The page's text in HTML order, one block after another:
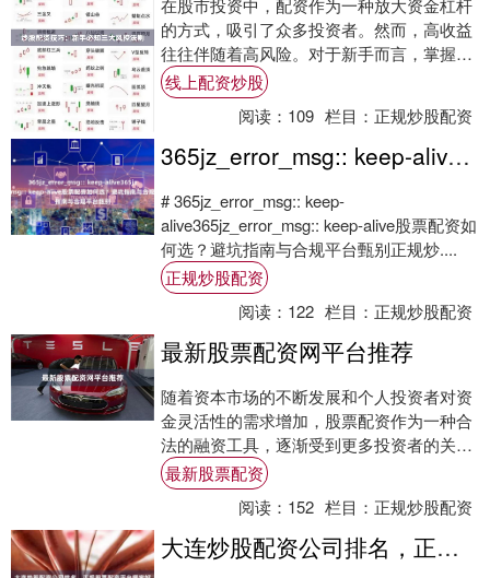
在股市投资中，配资作为一种放大资金杠杆
的方式，吸引了众多投资者。然而，高收益
往往伴随着高风险。对于新手而言，掌握科
学的炒股配资技巧，尤其是风险控制法则，
是保障资....
线上配资炒股
阅读： 109 栏目： 正规炒股配资
365jz_error_msg:: keep-alive365jz_error_msg:: keep-alive股票配资如何选？避坑指南与合规平台甄别
# 365jz_error_msg:: keep-
alive365jz_error_msg:: keep-alive股票配资如
何选？避坑指南与合规平台甄别正规炒....
正规炒股配资
阅读： 122 栏目： 正规炒股配资
最新股票配资网平台推荐
随着资本市场的不断发展和个人投资者对资
金灵活性的需求增加，股票配资作为一种合
法的融资工具，逐渐受到更多投资者的关
注。2024年最新股票配资，市场上涌现出一
批新的....
最新股票配资
阅读： 152 栏目： 正规炒股配资
大连炒股配资公司排名，正规股票配资平台哪家好